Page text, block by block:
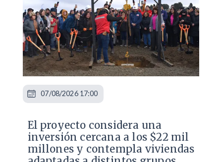
El proyecto considera una
inversión cercana a los $22 mil
millones y contempla viviendas
07/08/2026 17:00